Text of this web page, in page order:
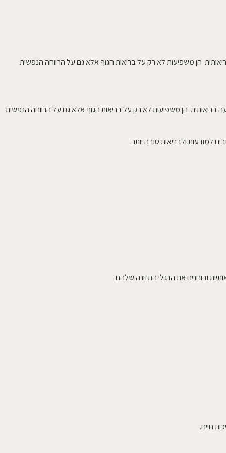
הן משפיעות לא רק על בריאות הגוף אלא גם על הרווחה הנפשית
בריאותית. הן משפיעות לא רק על בריאות הגוף אלא גם על הרווחה הנפשית
למודעות ולבריאות טובה יותר.
ובוחנים את הרגלי התזונה שלהם.
חיים.